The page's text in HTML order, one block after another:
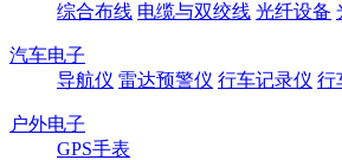
综合布线 电缆与双绞线 光纤设备
汽车电子
导航仪 雷达预警仪 行车记录仪 行
户外电子
GPS手表